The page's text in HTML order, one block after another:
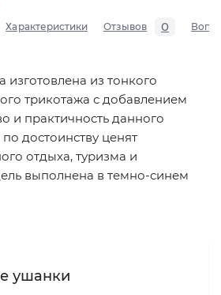
Характеристики Отзывов 0
из тонкого
трикотажа с добавлением
и практичность данного
достоинству ценят
отдыха, туризма и
выполнена в темно-синем
ушанки